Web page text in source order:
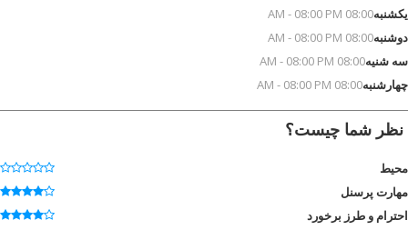
یکشنبه08:00 AM - 08:00 PM
دوشنبه08:00 AM - 08:00 PM
سه شنیه08:00 AM - 08:00 PM
چهارشنبه08:00 AM - 08:00 PM
نظر شما چیست؟
محیط
مهارت پرسنل
احترام و طرز برخورد